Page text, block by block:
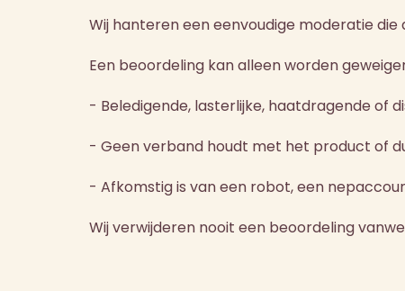
Wij hanteren een eenvoudige moderatie
Een beoordeling kan alleen worden
- Beledigende, lasterlijke, haatdragende of
- Geen verband houdt met het product of
- Afkomstig is van een robot, een
Wij verwijderen nooit een beoordeling